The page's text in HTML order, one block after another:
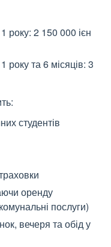
року: 2 150 000 ієн
та 6 місяців: 3
студентів
оренду
послуги)
вечеря та обід у